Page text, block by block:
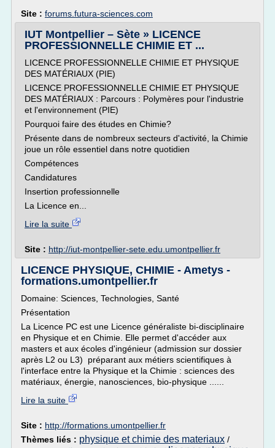
Site : forums.futura-sciences.com
IUT Montpellier – Sète » LICENCE
PROFESSIONNELLE CHIMIE ET ...
LICENCE PROFESSIONNELLE CHIMIE ET PHYSIQUE
DES MATÉRIAUX (PIE)
LICENCE PROFESSIONNELLE CHIMIE ET PHYSIQUE
DES MATÉRIAUX : Parcours : Polymères pour l'industrie
et l'environnement (PIE)
Pourquoi faire des études en Chimie?
Présente dans de nombreux secteurs d'activité, la Chimie
joue un rôle essentiel dans notre quotidien
Compétences
Candidatures
Insertion professionnelle
La Licence en...
Lire la suite
Site : http://iut-montpellier-sete.edu.umontpellier.fr
LICENCE PHYSIQUE, CHIMIE - Ametys -
formations.umontpellier.fr
Domaine: Sciences, Technologies, Santé
Présentation
La Licence PC est une Licence généraliste bi-disciplinaire
en Physique et en Chimie. Elle permet d'accéder aux
masters et aux écoles d'ingénieur (admission sur dossier
après L2 ou L3) préparant aux métiers scientifiques à
l'interface entre la Physique et la Chimie : sciences des
matériaux, énergie, nanosciences, bio-physique ......
Lire la suite
Site : http://formations.umontpellier.fr
Thèmes liés : physique et chimie des materiaux /